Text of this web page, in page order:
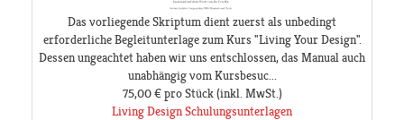
Das vorliegende Skriptum dient zuerst als unbedingt
erforderliche Begleitunterlage zum Kurs "Living Your Design".
Dessen ungeachtet haben wir uns entschlossen, das Manual auch
unabhängig vom Kursbesuc...
75,00 € pro Stück(inkl. MwSt.)
Living Design Schulungsunterlagen